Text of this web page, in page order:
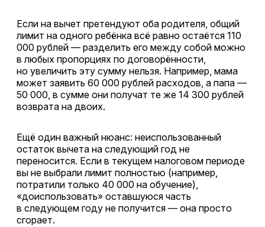
Если на вычет претендуют оба родителя, общий
лимит на одного ребёнка всё равно остаётся 110
000 рублей — разделить его между собой можно
в любых пропорциях по договорённости,
но увеличить эту сумму нельзя. Например, мама
может заявить 60 000 рублей расходов, а папа —
50 000, в сумме они получат те же 14 300 рублей
возврата на двоих.
Ещё один важный нюанс: неиспользованный
остаток вычета на следующий год не
переносится. Если в текущем налоговом периоде
вы не выбрали лимит полностью (например,
потратили только 40 000 на обучение),
«доиспользовать» оставшуюся часть
в следующем году не получится — она просто
сгорает.